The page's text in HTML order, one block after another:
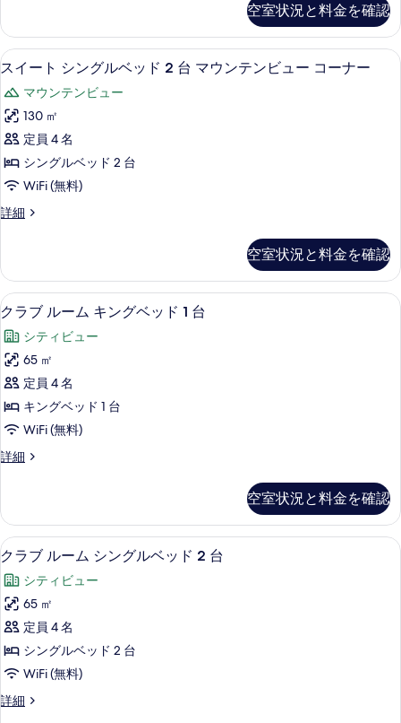
を
表
示
す
る
ッ
ド
2
台
の
す
べ
て
の
を
表
示
す
る
ン
グ
ル
ッ
ド
台
の
詳
細
空室状況と料金を確認
ス
ー
ト
シ
ン
グ
ル
ッ
ド
2
台
マ
ウ
ン
テ
ン
ー
コ
ー
ナ
ー
の
す
べ
て
高級寝具、ミニバー、セーフティボ
9
スイート シングルベッド 2 台 マウンテンビュー コーナー
マウンテンビュー
130 ㎡
定員 4 名
シングルベッド 2 台
WiFi (無料)
詳細
ス
シ
ン
グ
ベ
ッ
2
台
マ
ウ
ン
ュ
ー
コ
ー
ナ
ー
の
詳
細
空室状況と料金を確認
ク
ラ
ブ
ル
ー
ム
キ
ン
ベ
ッ
ド
1
台
の
す
べ
て
高級寝具、ミニバー、セーフティボ
18
クラブ ルーム キングベッド 1 台
シティビュー
65 ㎡
定員 4 名
キングベッド 1 台
WiFi (無料)
詳細
ク
ー
ム
キ
グ
ベ
ド
台
の
詳
空室状況と料金を確認
ク
ラ
ブ
ル
ー
ム
シ
ン
高級寝具、ミニバー、セーフティボ
16
クラブ ルーム シングルベッド 2 台
シティビュー
65 ㎡
定員 4 名
シングルベッド 2 台
WiFi (無料)
詳細
ク